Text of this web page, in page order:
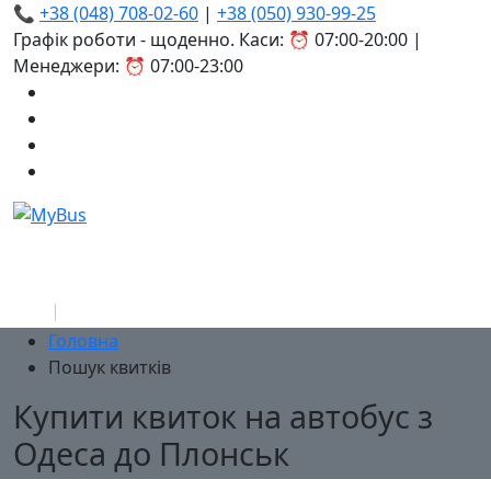
📞 +38 (048) 708-02-60 | +38 (050) 930-99-25
Графік роботи - щоденно. Каси: ⏰ 07:00-20:00 |
Менеджери: ⏰ 07:00-23:00
Головна
Пошук квитків
Купити квиток на автобус з
Одеса до Плонськ